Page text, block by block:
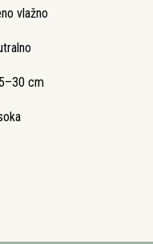
vlažno
cm